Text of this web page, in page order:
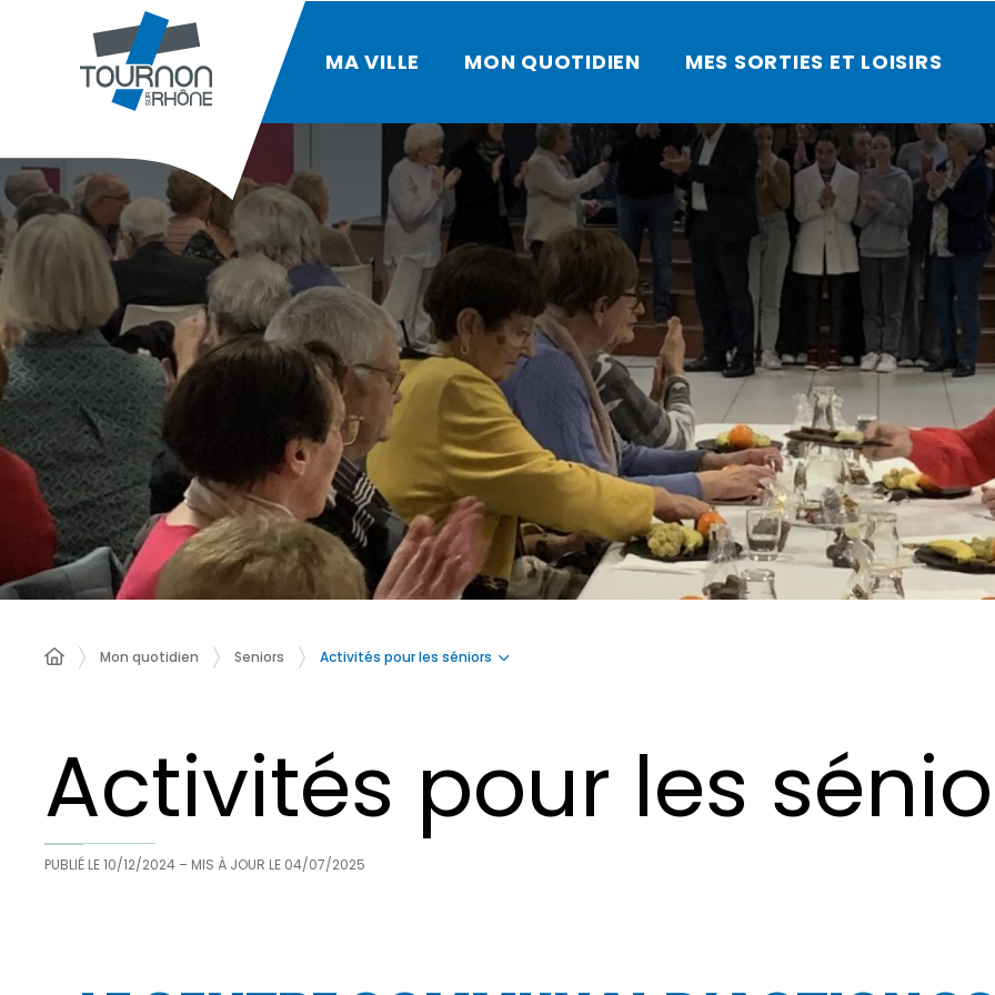
MA VILLE MON QUOTIDIEN MES SORTIES ET LOISIRS
Mon quotidien Seniors Activités pour les séniors
Activités pour les
PUBLIÉ LE10/12/2024 – MIS À JOUR LE 04/07/2025